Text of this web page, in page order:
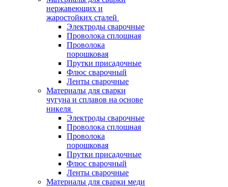
нержавеющих и
жаростойких сталей
Электроды сварочные
Проволока сплошная
Проволока
порошковая
Прутки присадочные
Флюс сварочный
Ленты сварочные
Материалы для сварки
чугуна и сплавов на основе
никеля
Электроды сварочные
Проволока сплошная
Проволока
порошковая
Прутки присадочные
Флюс сварочный
Ленты сварочные
Материалы для сварки меди